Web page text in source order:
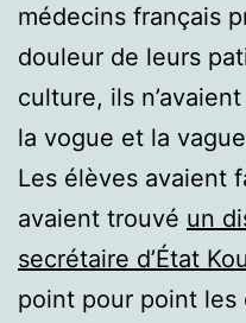
médecins français
douleur de leurs
culture, ils
la vogue et la
Les élèves avaient
avaient trouvé un
secrétaire d’État
point pour point les